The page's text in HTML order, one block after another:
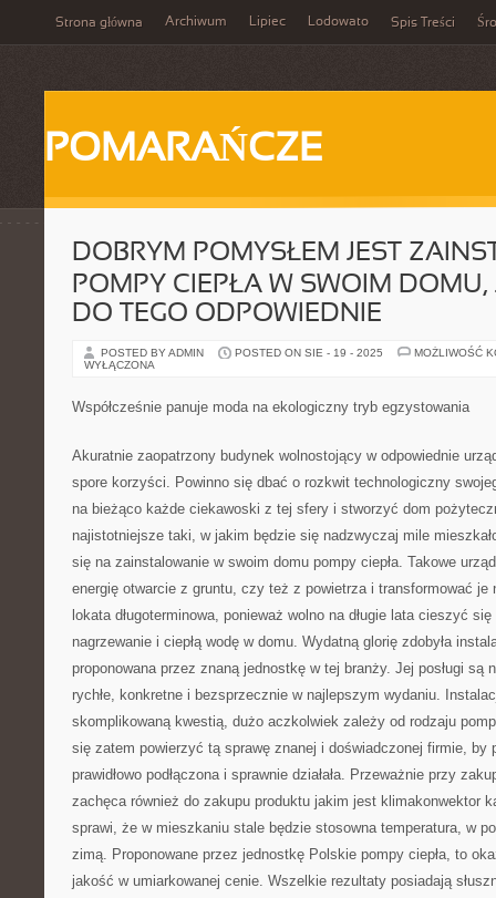
Strona główna Archiwum Lipiec Lodowato Spis Treści
POMARAŃCZE
DOBRYM POMYSŁEM JEST
POMPY CIEPŁA W SWOIM DOMU,
DO TEGO ODPOWIEDNIE
POSTED BY ADMIN POSTED ON SIE - 19 - 2025
MOŻLIWOŚĆ
WYŁĄCZONA
Współcześnie panuje moda na ekologiczny tryb egzystowania
Akuratnie zaopatrzony budynek wolnostojący w odpowiednie
spore korzyści. Powinno się dbać o rozkwit technologiczny
na bieżąco każde ciekawoski z tej sfery i stworzyć dom
najistotniejsze taki, w jakim będzie się nadzwyczaj mile
się na zainstalowanie w swoim domu pompy ciepła. Takowe
energię otwarcie z gruntu, czy też z powietrza i transformować je
lokata długoterminowa, ponieważ wolno na długie lata cieszyć
nagrzewanie i ciepłą wodę w domu. Wydatną glorię zdobyła
proponowana przez znaną jednostkę w tej branży. Jej posługi są
rychłe, konkretne i bezsprzecznie w najlepszym wydaniu.
skomplikowaną kwestią, dużo aczkolwiek zależy od rodzaju
się zatem powierzyć tą sprawę znanej i doświadczonej firmie, by
prawidłowo podłączona i sprawnie działała. Przeważnie przy
zachęca również do zakupu produktu jakim jest klimakonwektor
sprawi, że w mieszkaniu stale będzie stosowna temperatura, w
zimą. Proponowane przez jednostkę Polskie pompy ciepła, to
jakość w umiarkowanej cenie. Wszelkie rezultaty posiadają